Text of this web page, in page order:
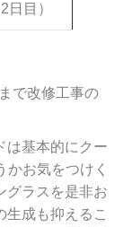
日目）
で改修工事の
は基本的にクー
お気をつけく
グラスを是非お
生成も抑えるこ